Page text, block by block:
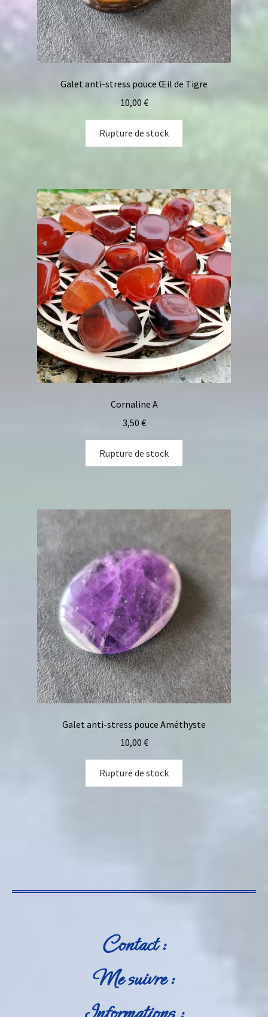
Galet anti-stress pouce Œil de Tigre
10,00 €
Rupture de stock
Cornaline A
3,50 €
Rupture de stock
Galet anti-stress pouce Améthyste
10,00 €
Rupture de stock
Contact :
Me suivre :